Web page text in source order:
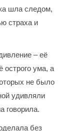
шла следом,
страха и
– её
острого ума, а
не было
удивляли
говорила.
без